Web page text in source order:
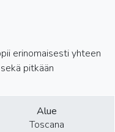
erinomaisesti yhteen
pitkään
Alue
Toscana